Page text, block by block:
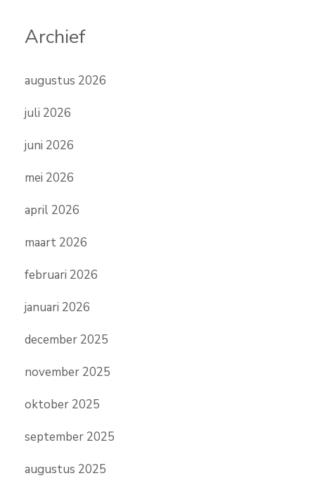
Archief
augustus 2026
juli 2026
juni 2026
mei 2026
april 2026
maart 2026
februari 2026
januari 2026
december 2025
november 2025
oktober 2025
september 2025
augustus 2025